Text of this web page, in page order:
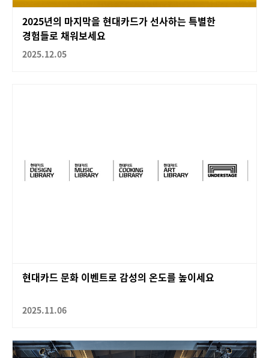
2025년의 마지막을 현대카드가 선사하는 특별한
경험들로 채워보세요
2025.12.05
현대카드 문화 이벤트로 감성의 온도를 높이세요
2025.11.06